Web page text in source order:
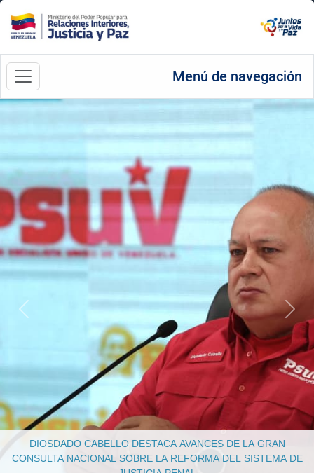
Menú de navegación
DIOSDADO CABELLO DESTACA AVANCES DE LA GRAN
CONSULTA NACIONAL SOBRE LA REFORMA DEL SISTEMA DE
Anterior